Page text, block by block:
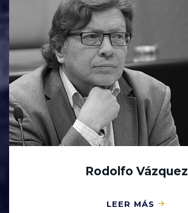
Rodolfo Vázquez
LEER MÁS